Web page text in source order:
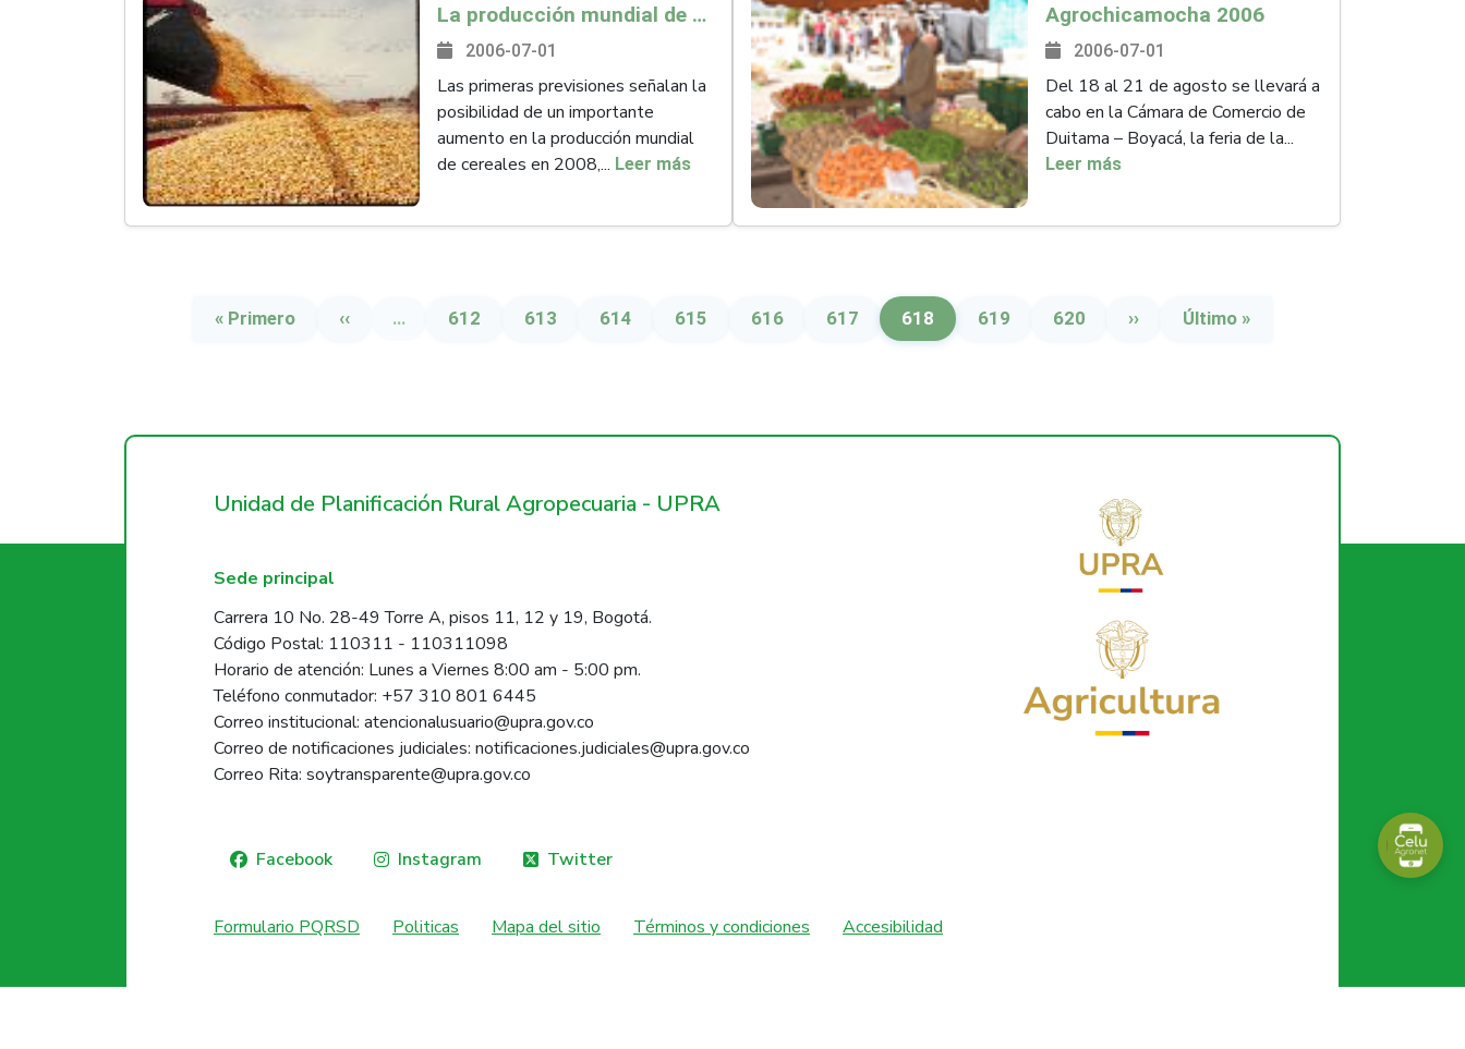
La producción mundial de cereales aumentará en 2008, pero los precios permanecen altos
2006-07-01
Las primeras previsiones señalan la
posibilidad de un importante
aumento en la producción mundial
de cereales en 2008,... Leer más
Agrochicamocha 2006
2006-07-01
Del 18 al 21 de agosto se llevará a
cabo en la Cámara de Comercio de
Duitama – Boyacá, la feria de la...
Leer más
Primera página
« Primero Página anterior
‹‹ … Página
612 Página
613 Página
614 Página
615 Página
616 Página
617 Página
618 Página
619 Página
620 Siguiente página
›› Última página
Último »
Unidad de Planificación Rural Agropecuaria - UPRA
Sede principal
Carrera 10 No. 28-49 Torre A, pisos 11, 12 y 19, Bogotá.
Código Postal: 110311 - 110311098
Horario de atención: Lunes a Viernes 8:00 am - 5:00 pm.
Teléfono conmutador: +57 310 801 6445
Correo institucional: atencionalusuario@upra.gov.co
Correo de notificaciones judiciales: notificaciones.judiciales@upra.gov.co
Correo Rita: soytransparente@upra.gov.co
Facebook Instagram Twitter
Formulario PQRSD Politicas Mapa del sitio Términos y condiciones Accesibilidad